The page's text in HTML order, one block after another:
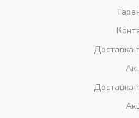
Доставка
Доставка